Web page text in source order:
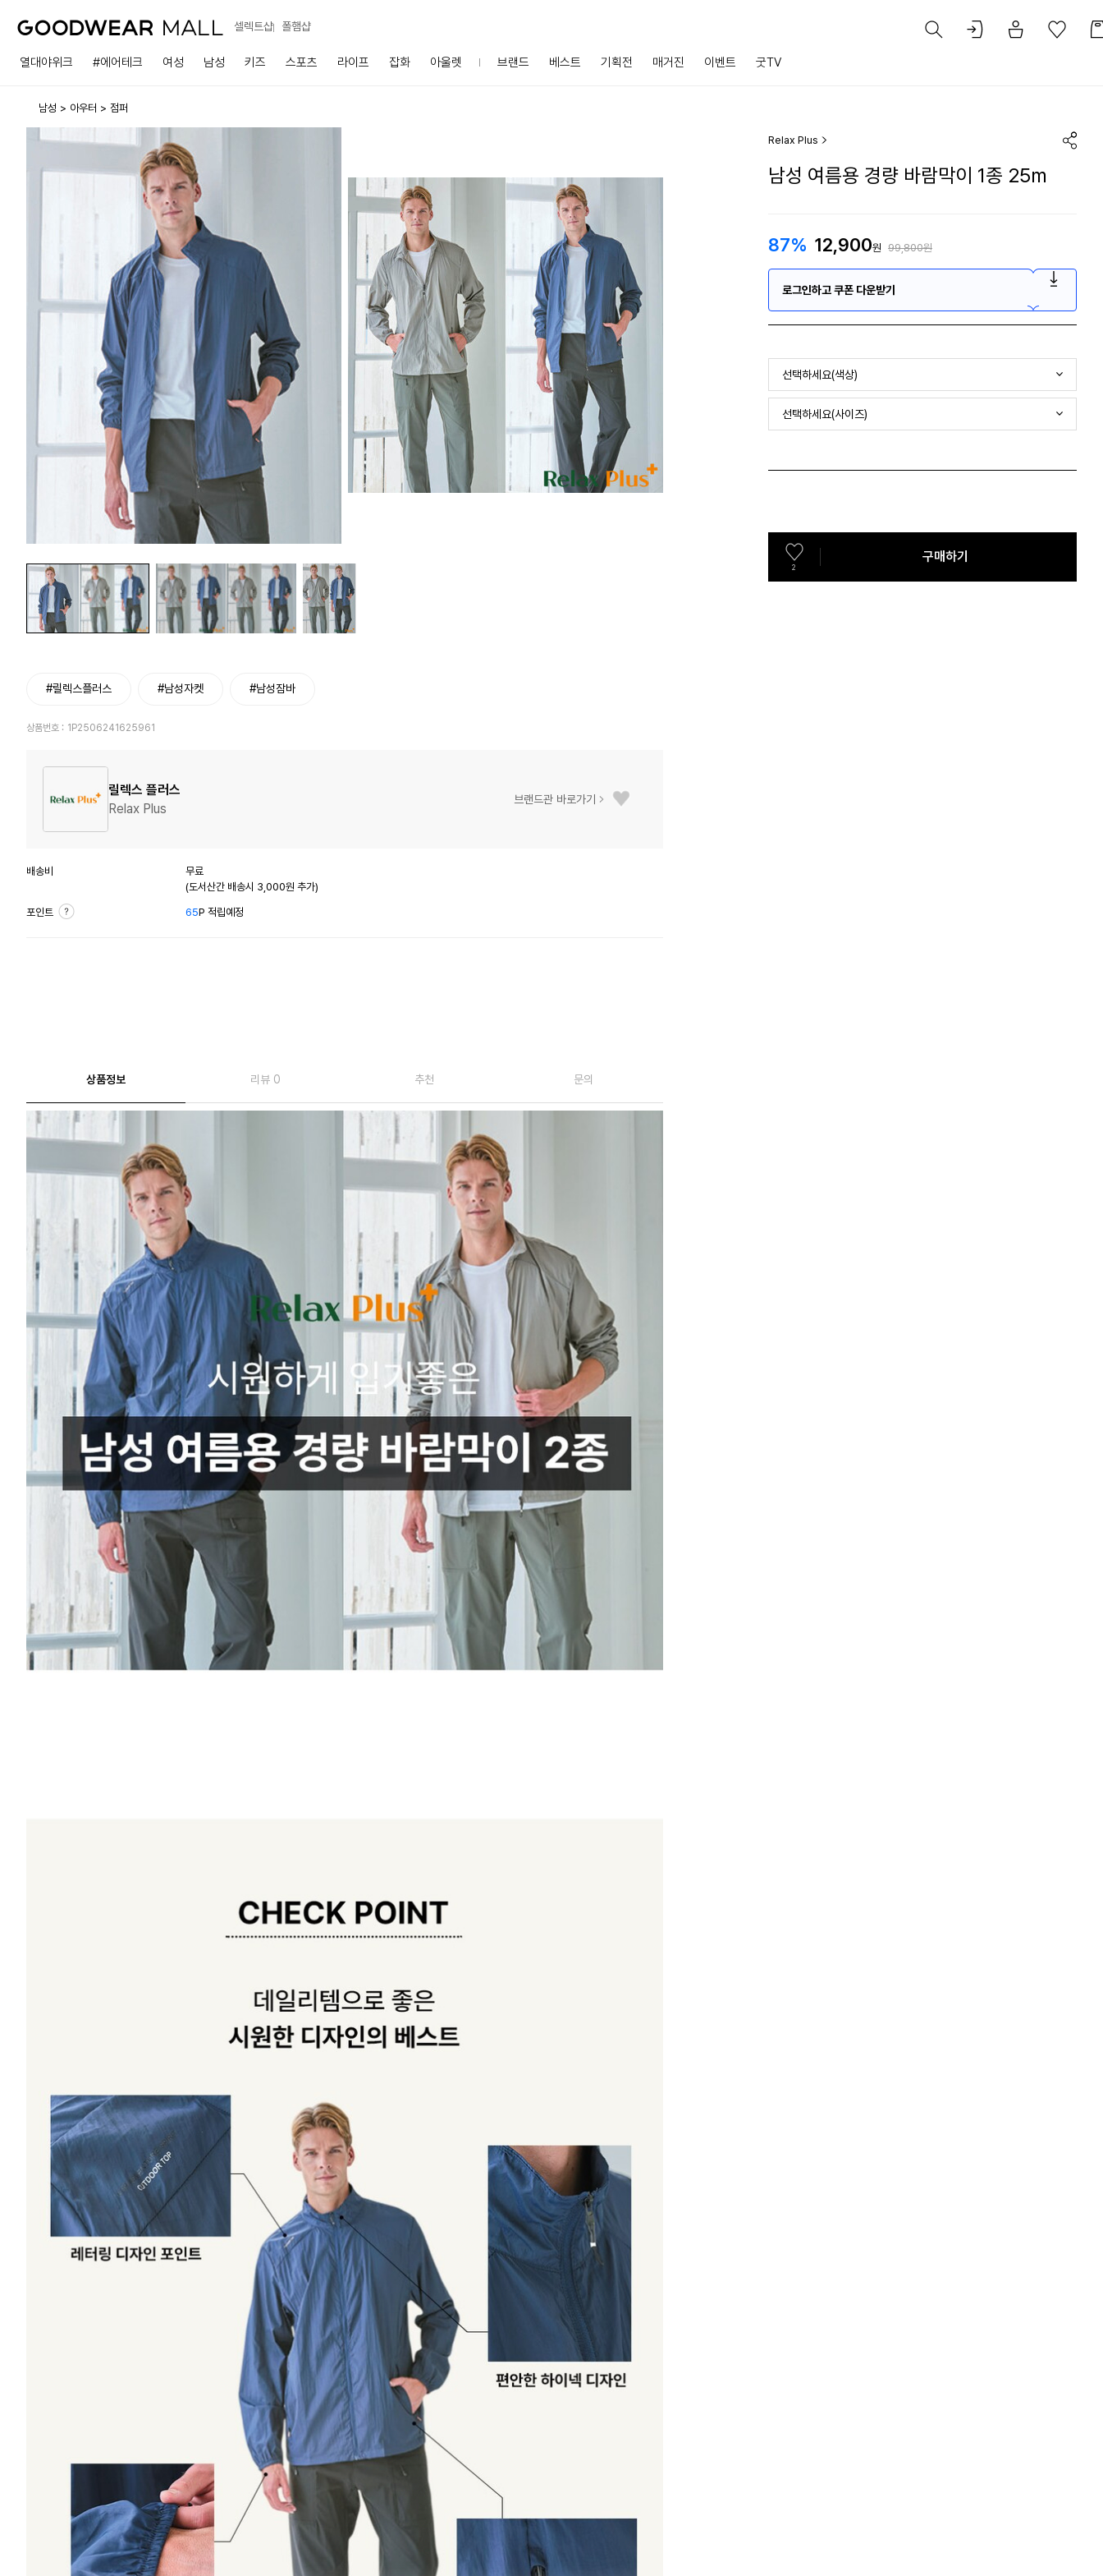
셀렉트샵 폴햄샵
열대야위크 #에어테크 여성 남성 키즈 스포츠 라이프 잡화 아울렛 브랜드 베스트 기획전 매거진 이벤트 굿TV
남성 아우터 점퍼
#릴렉스플러스 #남성자켓 #남성잠바
상품번호 : 1P2506241625961
릴렉스 플러스
Relax Plus
브랜드관 바로가기
배송비
무료
(도서산간 배송시 3,000원 추가)
포인트 65P 적립예정
상품정보 리뷰 0 추천 문의
Relax Plus
남성 여름용 경량 바람막이 1종 25m
87% 12,900원 99,800원
로그인하고 쿠폰 다운받기
선택하세요(색상)
선택하세요(사이즈)
2
구매하기